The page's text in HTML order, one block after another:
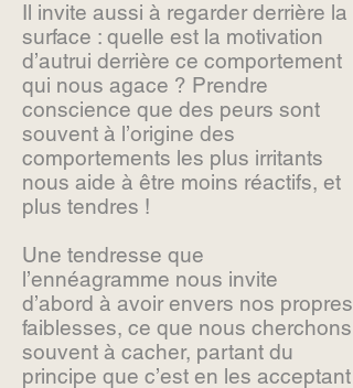
Il invite aussi à regarder derrière la
surface : quelle est la motivation
d’autrui derrière ce comportement
qui nous agace ? Prendre
conscience que des peurs sont
souvent à l’origine des
comportements les plus irritants
nous aide à être moins réactifs, et
plus tendres !
Une tendresse que
l’ennéagramme nous invite
d’abord à avoir envers nos propres
faiblesses, ce que nous cherchons
souvent à cacher, partant du
principe que c’est en les acceptant